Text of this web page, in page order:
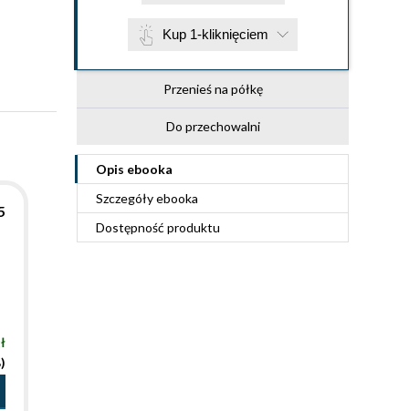
Kup 1-kliknięciem
Przenieś na półkę
Do przechowalni
Opis ebooka
Szczegółyebooka
Dostępność produktu